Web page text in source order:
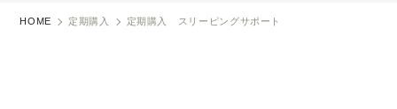
HOME 定期購入 定期購入 スリーピングサポート